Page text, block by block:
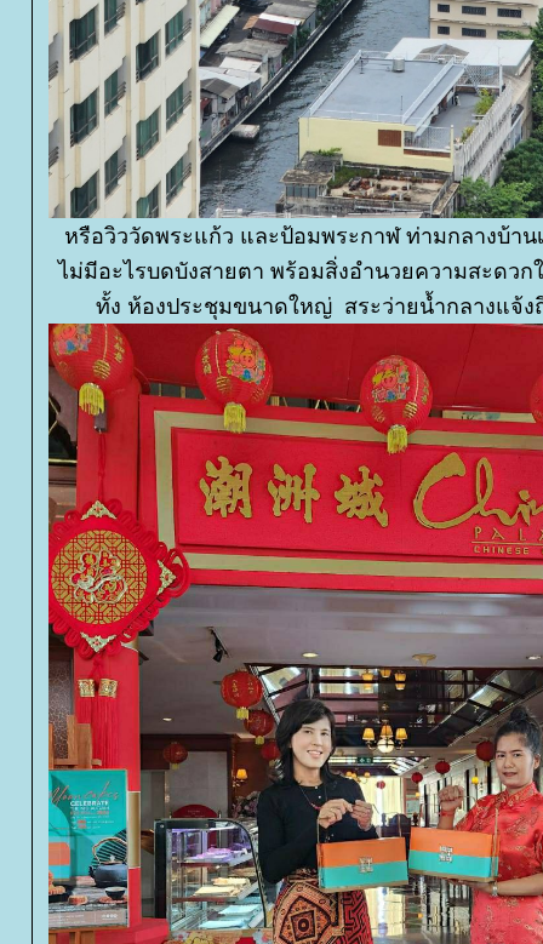
หรือวิววัดพระแก้ว และป้อมพระกาฬ ท่ามกลางบ้าน
ไม่มีอะไรบดบังสายตา พร้อมสิ่งอำนวยความสะดวก
ทั้ง ห้องประชุมขนาดใหญ่ สระว่ายน้ำกลางแจ้ง